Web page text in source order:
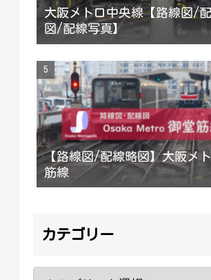
大阪メトロ中央線【路線図/
図/配線写真】
【路線図/配線略図】大阪メ
筋線
カテゴリー